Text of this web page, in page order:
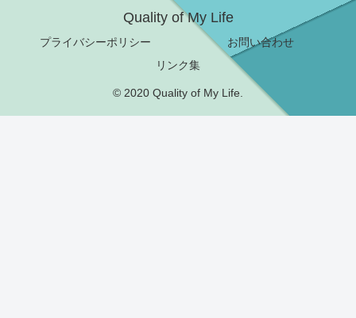
Quality of My Life
プライバシーポリシー
お問い合わせ
リンク集
© 2020 Quality of My Life.